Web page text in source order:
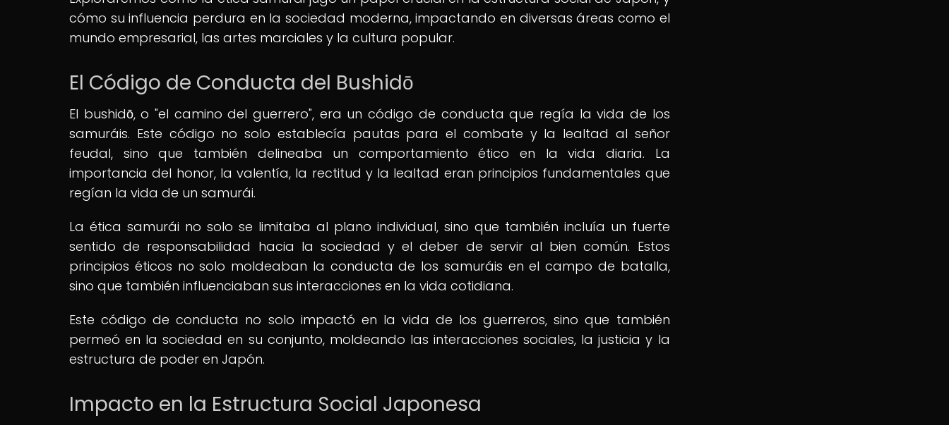
cómo su influencia perdura en la sociedad moderna, impactando en diversas áreas como el
mundo empresarial, las artes marciales y la cultura popular.
El Código de Conducta del Bushidō
El bushidō, o "el camino del guerrero", era un código de conducta que regía la vida de los
samuráis. Este código no solo establecía pautas para el combate y la lealtad al señor
feudal, sino que también delineaba un comportamiento ético en la vida diaria. La
importancia del honor, la valentía, la rectitud y la lealtad eran principios fundamentales que
regían la vida de un samurái.
La ética samurái no solo se limitaba al plano individual, sino que también incluía un fuerte
sentido de responsabilidad hacia la sociedad y el deber de servir al bien común. Estos
principios éticos no solo moldeaban la conducta de los samuráis en el campo de batalla,
sino que también influenciaban sus interacciones en la vida cotidiana.
Este código de conducta no solo impactó en la vida de los guerreros, sino que también
permeó en la sociedad en su conjunto, moldeando las interacciones sociales, la justicia y la
estructura de poder en Japón.
Impacto en la Estructura Social Japonesa